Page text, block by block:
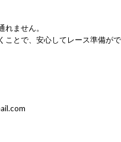
ません。
ことで、安心してレース準備が